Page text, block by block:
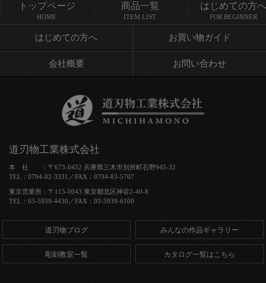
トップページ 商品一覧
はじめての方へ お買い物ガイド
会社概要 お問い合わせ
トップページ
HOME
商品一覧
ITEM LIST
はじめての方へ
FOR BEGINNER
道刃物工業株式会社
本 社 ：〒673-0452 兵庫県三木市別所町石野945-32
TEL：0794-82-3331／FAX：0794-83-5707
東京営業所：〒115-0043 東京都北区神谷2-40-8
TEL：03-5939-4430／FAX：03-5939-6100
道刃物ブログ みんなの作品ギャラリー
彫刻教室一覧 カタログ一覧はこちら